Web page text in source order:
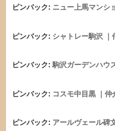
ピンバック: ニュー上馬マンシ
ピンバック: シャトレー駒沢
ピンバック:駒沢ガーデンハウ
ピンバック: コスモ中目黒 ｜
ピンバック: アールヴェール碑